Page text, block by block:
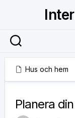
Hus och hem
Planera